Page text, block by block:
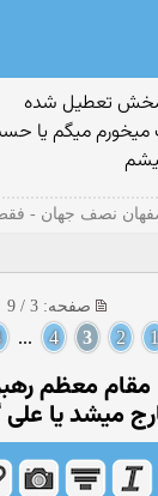
مخش تعطيل شده
ميگم يا
نصف جهان -
صفحه: 3 / 9
1
2
3
4
...
معظم
میشد یا